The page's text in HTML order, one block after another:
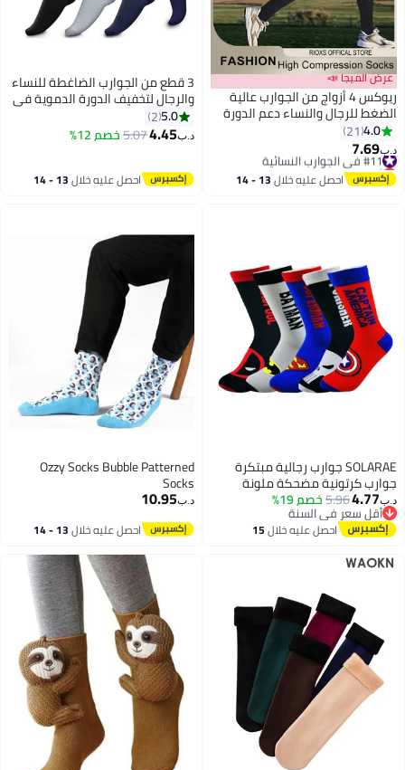
الميجا 📣
ريوكس 4 أزواج من الجوارب عالية
للرجال والنساء دعم الدورة
الانتعاش رياضي صالح
الجبائر الطيران السفر تعزيز
التحمل وتر العرقوب
4.0
21
7.69
#11 في الجوارب النسائية
أقل سعر في 7 يوم
#11 في الجوارب النسائية احصل عليه خلال 13 - 14
3 قطع من الجوارب الضاغطة للنساء
والرجال لتخفيف الدورة الدموية في
ربلة الساق والساق
5.0
2
4.45
5.07خصم 12%
احصل عليه خلال 13 - 14
SOLARAE جوارب رجالية مبتكرة
كرتونية مضحكة ملونة
فاخرة مجنونة جوارب كاجوال
والنساء
4.77
5.96خصم 19%
أقل سعر في السنة
أقل سعر في السنة
احصل عليه خلال15
اغسطس
Ozzy Socks Bubble Patterned
Socks
10.95
احصل عليه خلال 13 - 14